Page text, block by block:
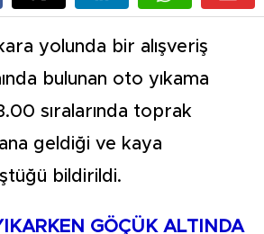
yolunda bir alışveriş
bulunan oto yıkama
sıralarında toprak
geldiği ve kaya
bildirildi.
GÖÇÜK ALTINDA